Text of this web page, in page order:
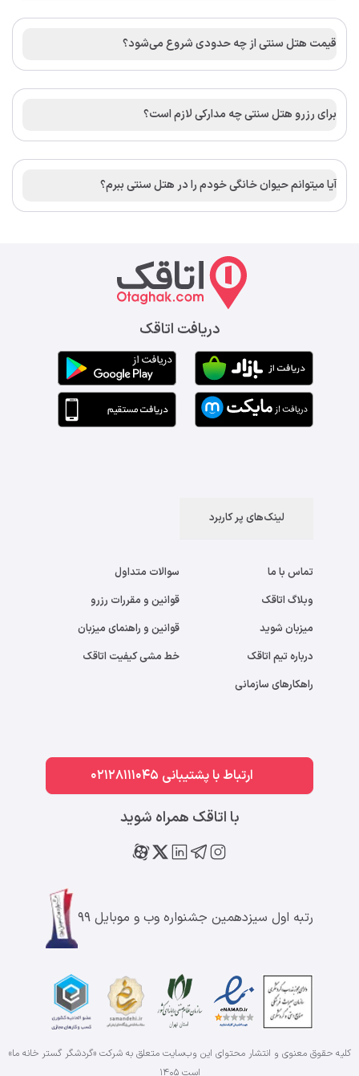
قیمت هتل سنتی از چه حدودی شروع می‌شود؟
برای رزرو هتل سنتی چه مدارکی لازم است؟
آیا میتوانم حیوان خانگی خودم را در هتل سنتی ببرم؟
دریافت اتاقک
لینک‌های پر کاربرد
تماس با ما
وبلاگ اتاقک
میزبان شوید
درباره تیم اتاقک
راهکارهای سازمانی
سوالات متداول
قوانین و مقررات رزرو
قوانین و راهنمای میزبان
خط مشی کیفیت اتاقک
ارتباط با پشتیبانی 02128111045
با اتاقک همراه شوید
رتبه اول سیزدهمین جشنواره وب و موبایل ۹۹
کلیه حقوق معنوی و انتشار محتوای این وب‌سایت متعلق به شرکت «گردشگر گستر خانه ما»
است۱۴۰۵